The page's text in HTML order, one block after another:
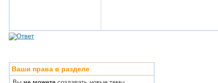
Ваши права в разделе